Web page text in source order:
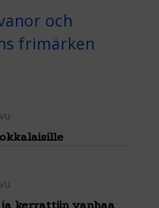
och
frimärken
kerrattiin vanhaa